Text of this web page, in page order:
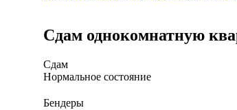
Сдам однокомнатную
Сдам
Нормальное состояние
Бендеры